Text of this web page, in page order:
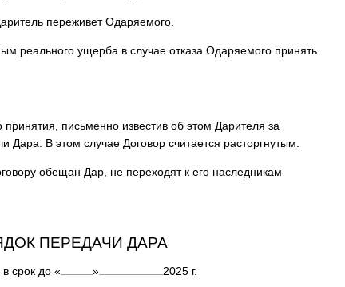
переживет Одаряемого.
реального ущерба в случае отказа Одаряемого принять
письменно известив об этом Дарителя за
Дара. В этом случае Договор считается расторгнутым.
обещан Дар, не переходят к его наследникам
ПЕРЕДАЧИ ДАРА
срок до « » 2025 г.